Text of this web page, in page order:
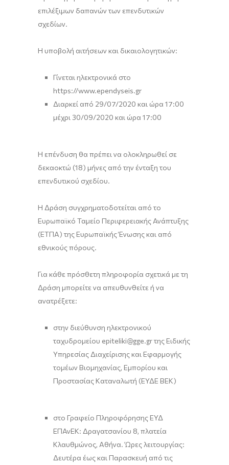
επιλέξιμων δαπανών των επενδυτικών
σχεδίων.
Η υποβολή αιτήσεων και δικαιολογητικών:
Γίνεται ηλεκτρονικά στο
https://www.ependyseis.gr
Διαρκεί από 29/07/2020 και ώρα 17:00
μέχρι 30/09/2020 και ώρα 17:00
Η επένδυση θα πρέπει να ολοκληρωθεί σε
δεκαοκτώ (18) μήνες από την ένταξη του
επενδυτικού σχεδίου.
Η Δράση συγχρηματοδοτείται από το
Ευρωπαϊκό Ταμείο Περιφερειακής Ανάπτυξης
(ΕΤΠΑ) της Ευρωπαϊκής Ένωσης και από
εθνικούς πόρους.
Για κάθε πρόσθετη πληροφορία σχετικά με τη
Δράση μπορείτε να απευθυνθείτε ή να
ανατρέξετε:
στην διεύθυνση ηλεκτρονικού
ταχυδρομείου epiteliki@gge.gr της Ειδικής
Υπηρεσίας Διαχείρισης και Εφαρμογής
τομέων Βιομηχανίας, Εμπορίου και
Προστασίας Καταναλωτή (ΕΥΔΕ ΒΕΚ)
στο Γραφείο Πληροφόρησης ΕΥΔ
ΕΠΑνΕΚ: Δραγατσανίου 8, πλατεία
Κλαυθμώνος, Αθήνα. Ώρες λειτουργίας:
Δευτέρα έως και Παρασκευή από τις